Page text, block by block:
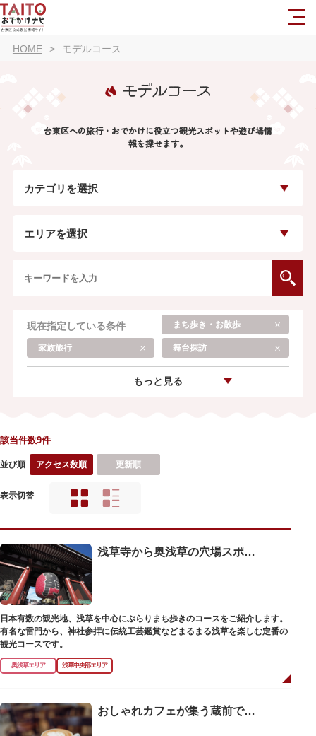
HOME モデルコース
モデルコース
台東区への旅行・おでかけに役立つ観光スポットや遊び場情
報を探せます。
カテゴリを選択
エリアを選択
現在指定している条件 まち歩き・お散歩
家族旅行 舞台探訪
もっと見る
該当件数9件
並び順 アクセス数順 更新順
表示切替
浅草寺から奥浅草の穴場スポットを巡るまち歩きコース【徒歩・日帰り】
日本有数の観光地、浅草を中心にぶらりまち歩きのコースをご紹介します。
有名な雷門から、神社参拝に伝統工芸鑑賞などまるまる浅草を楽しむ定番の
観光コースです。
奥浅草エリア 浅草中央部エリア
おしゃれカフェが集う蔵前で歴史巡りを楽しむコース【徒歩・日帰り】